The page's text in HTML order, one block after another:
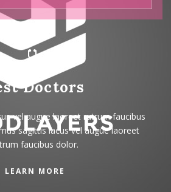
Doctors
vel augue laoreet rutrum faucibus
sagittis lacus vel augue laoreet
faucibus dolor.
LEARN MORE